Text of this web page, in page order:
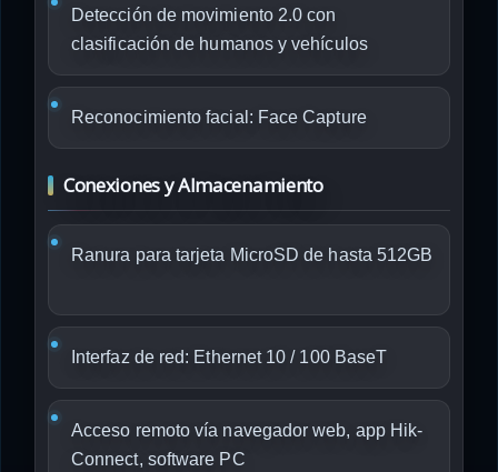
Detección de movimiento 2.0 con
clasificación de humanos y vehículos
Reconocimiento facial: Face Capture
Conexiones y Almacenamiento
Ranura para tarjeta MicroSD de hasta 512GB
Interfaz de red: Ethernet 10 / 100 BaseT
Acceso remoto vía navegador web, app Hik-
Connect, software PC